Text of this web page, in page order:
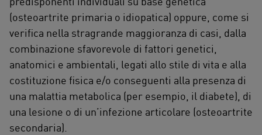
(osteoartrite primaria o idiopatica) oppure, come si
verifica nella stragrande maggioranza di casi, dalla
combinazione sfavorevole di fattori genetici,
anatomici e ambientali, legati allo stile di vita e alla
costituzione fisica e/o conseguenti alla presenza di
una malattia metabolica (per esempio, il diabete), di
una lesione o di un’infezione articolare (osteoartrite
secondaria).